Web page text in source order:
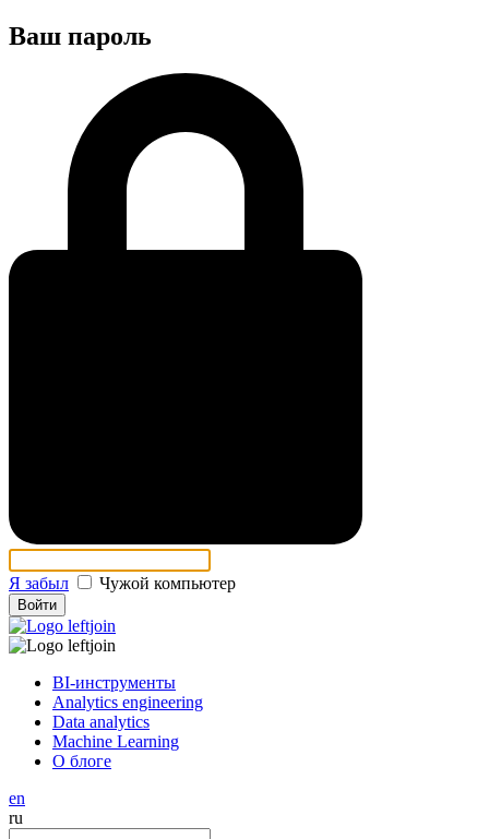
Ваш пароль
Я забыл Чужой компьютер
Войти
BI-инструменты
Analytics engineering
Data analytics
Machine Learning
О блоге
en
ru